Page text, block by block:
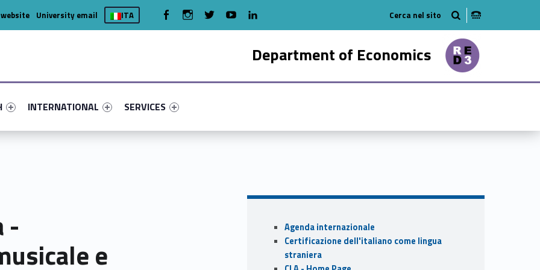
Department of Economics
61782-4
#link-menu-primary-87404-7
Link identifier #link-menu-primary-45399-15
INTERNATIONAL
Link identifier #link-menu-primary-95915-21
SERVICES
University email ITA WebMan on FacebookWebMan on InstagramWebMan on TwitterWebMan on Youtube
-
e
Sidebar
Agenda internazionale
Certificazione dell'italiano come lingua
straniera